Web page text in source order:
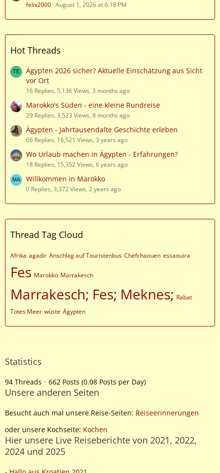
felix2000 August 1, 2026 at 6:18 PM
Hot Threads
Ägypten 2026 sicher? Aktuelle Einschätzung aus Sicht
vor Ort
16 Replies, 5,136 Views, 3 months ago
Marokko's Süden - eine kleine Rundreise
29 Replies, 3,523 Views, 8 months ago
Ägypten - Jahrtausendalte Geschichte erleben
66 Replies, 16,521 Views, 3 years ago
Wo Urlaub machen in Ägypten - Erfahrungen?
18 Replies, 15,352 Views, 6 years ago
Willkommen in Marokko
0 Replies, 3,372 Views, 2 years ago
Thread Tag Cloud
Afrika agadir Anschlag auf Touristenbus Chefchaouen essaouira
Fes Marokko Marrakesch
Marrakesch; Fes; Meknes; Rabat
Totes Meer wüste Ägypten
Statistics
94 Threads 662 Posts (0.08 Posts per Day)
Unsere anderen Seiten
Besucht auch mal unsere Reise-Seiten: Reiseerinnerungen
oder unsere Kochseite: Kochen
Hier unsere Live Reiseberichte von 2021, 2022,
2024 und 2025